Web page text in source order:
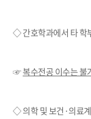
◇ 간호학과에서 타 학
☞복수전공 이수는 불
◇ 의학 및 보건 ·의료